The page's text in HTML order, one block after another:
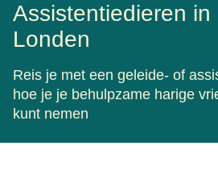
Assistentiedieren
Londen
Reis je met een geleide- of
hoe je je behulpzame harige
kunt nemen